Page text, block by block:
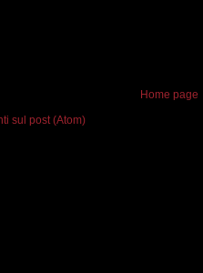
Home page
sul post (Atom)